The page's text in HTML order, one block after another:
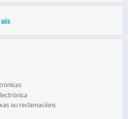
ou reclamacións